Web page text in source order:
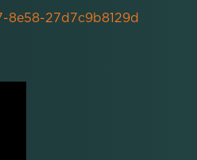
27d7c9b8129d